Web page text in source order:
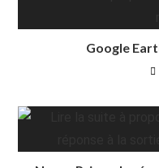
Google